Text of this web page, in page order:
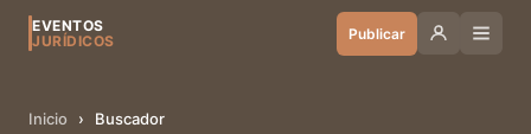
EVENTOS
JURÍDICOS
Publicar
Inicio › Buscador